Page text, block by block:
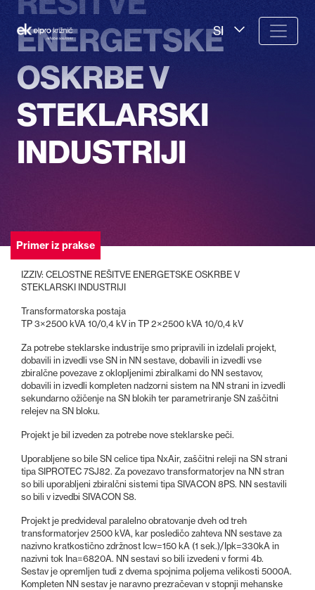
SI
ENERGETSKE
OSKRBE V
STEKLARSKI
INDUSTRIJI
Primer iz prakse
IZZIV: CELOSTNE REŠITVE ENERGETSKE OSKRBE V
STEKLARSKI INDUSTRIJI
Transformatorska postaja
TP 3×2500 kVA 10/0,4 kV in TP 2×2500 kVA 10/0,4 kV
Za potrebe steklarske industrije smo pripravili in izdelali projekt,
dobavili in izvedli vse SN in NN sestave, dobavili in izvedli vse
zbiralčne povezave z oklopljenimi zbiralkami do NN sestavov,
dobavili in izvedli kompleten nadzorni sistem na NN strani in izvedli
sekundarno ožičenje na SN blokih ter parametriranje SN zaščitni
relejev na SN bloku.
Projekt je bil izveden za potrebe nove steklarske peči.
Uporabljene so bile SN celice tipa NxAir, zaščitni releji na SN strani
tipa SIPROTEC 7SJ82. Za povezavo transformatorjev na NN stran
so bili uporabljeni zbiralčni sistemi tipa SIVACON 8PS. NN sestavili
so bili v izvedbi SIVACON S8.
Projekt je predvideval paralelno obratovanje dveh od treh
transformatorjev 2500 kVA, kar posledičo zahteva NN sestave za
nazivno kratkostično zdržnost Icw=150 kA (1 sek.)/Ipk=330kA in
nazivni tok Ina=6820A. NN sestavi so bili izvedeni v formi 4b.
Sestav je opremljen tudi z dvema spojnima poljema velikosti 5000A.
Kompleten NN sestav je naravno prezračevan v stopnji mehanske